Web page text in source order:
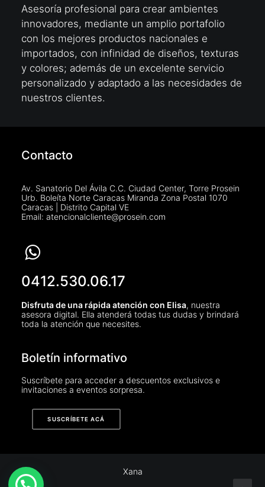
Asesoría profesional para crear ambientes
innovadores, mediante un amplio portafolio
con los mejores productos nacionales e
importados, con infinidad de diseños, texturas
y colores; además de un excelente servicio
personalizado y adaptado a las necesidades de
nuestros clientes.
Contacto
Av. Sanatorio Del Ávila C.C. Ciudad Center, Torre Prosein
Urb. Boleíta Norte Caracas Miranda Zona Postal 1070
Caracas | Distrito Capital VE
Email: atencionalcliente@prosein.com
0412.530.06.17
Disfruta de una rápida atención con Elisa, nuestra
asesora digital. Ella atenderá todas tus dudas y brindará
toda la atención que necesites.
Boletín informativo
Suscríbete para acceder a descuentos exclusivos e
invitaciones a eventos sorpresa.
SUSCRÍBETE ACÁ
Xana